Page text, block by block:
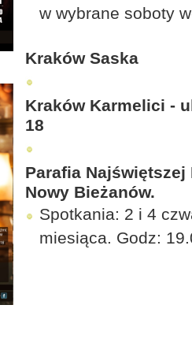
w wybrane soboty
Kraków Saska
Kraków Karmelici -
18
Parafia Najświętszej
Nowy Bieżanów.
Spotkania: 2 i 4
miesiąca. Godz: